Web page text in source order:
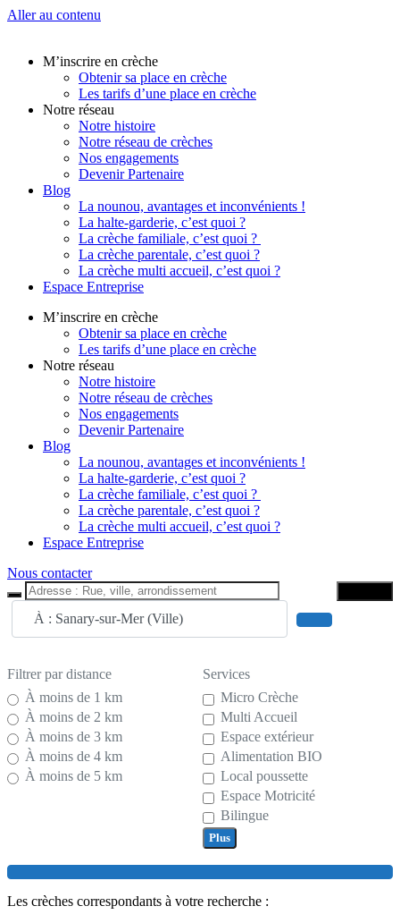
Aller au contenu
M’inscrire en crèche
Obtenir sa place en crèche
Les tarifs d’une place en crèche
Notre réseau
Notre histoire
Notre réseau de crèches
Nos engagements
Devenir Partenaire
Blog
La nounou, avantages et inconvénients !
La halte-garderie, c’est quoi ?
La crèche familiale, c’est quoi ?
La crèche parentale, c’est quoi ?
La crèche multi accueil, c’est quoi ?
Espace Entreprise
M’inscrire en crèche
Obtenir sa place en crèche
Les tarifs d’une place en crèche
Notre réseau
Notre histoire
Notre réseau de crèches
Nos engagements
Devenir Partenaire
Blog
La nounou, avantages et inconvénients !
La halte-garderie, c’est quoi ?
La crèche familiale, c’est quoi ?
La crèche parentale, c’est quoi ?
La crèche multi accueil, c’est quoi ?
Espace Entreprise
Nous contacter
Adresse : Rue, ville, arrondissement
Search
Filtrer par distance
À moins de 1 km
À moins de 2 km
À moins de 3 km
À moins de 4 km
À moins de 5 km
Services
Micro Crèche
Multi Accueil
Espace extérieur
Alimentation BIO
Local poussette
Espace Motricité
Bilingue
Plus
Search
Les crèches correspondants à votre recherche :